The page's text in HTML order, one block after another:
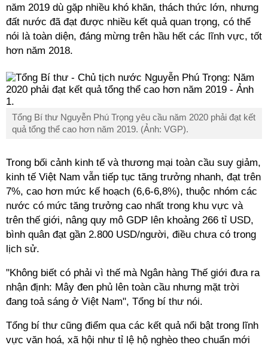
năm 2019 dù gặp nhiều khó khăn, thách thức lớn, nhưng
đất nước đã đạt được nhiều kết quả quan trọng, có thể
nói là toàn diện, đáng mừng trên hầu hết các lĩnh vực, tốt
hơn năm 2018.
Tổng Bí thư Nguyễn Phú Trọng yêu cầu năm 2020 phải đạt kết
quả tổng thể cao hơn năm 2019. (Ảnh: VGP).
Trong bối cảnh kinh tế và thương mại toàn cầu suy giảm,
kinh tế Việt Nam vẫn tiếp tục tăng trưởng nhanh, đạt trên
7%, cao hơn mức kế hoạch (6,6-6,8%), thuộc nhóm các
nước có mức tăng trưởng cao nhất trong khu vực và
trên thế giới, nâng quy mô GDP lên khoảng 266 tỉ USD,
bình quân đạt gần 2.800 USD/người, điều chưa có trong
lịch sử.
"Không biết có phải vì thế mà Ngân hàng Thế giới đưa ra
nhận định: Mây đen phủ lên toàn cầu nhưng mặt trời
đang toả sáng ở Việt Nam", Tổng bí thư nói.
Tổng bí thư cũng điểm qua các kết quả nổi bật trong lĩnh
vực văn hoá, xã hội như tỉ lệ hộ nghèo theo chuẩn mới